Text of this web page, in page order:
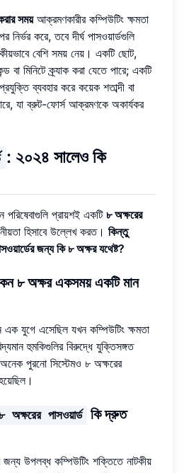
সময়আক্রমণকারীর কম্পিউটিং ক্ষমতা
নির্ভর করে, তবে দীর্ঘ পাসওয়ার্ডগুলি
বেশি সময় নেয়। একটি ছোট,
বা মিনিটে ক্র্যাক করা যেতে পারে; একটি
ব্যবহার করে কয়েক শতাব্দী বা
যা ব্রুট-ফোর্স আক্রমণকে অকার্যকর
: ২০২৪ সালেও কি
প্রায়শই একটি৮ অক্ষরের
হিসাবে উল্লেখ করত। কিন্তু
জন্য কি ৮ অক্ষর যথেষ্ট?
৮ অক্ষর একসময় একটি মান
এক যুগে এসেছিল যখন কম্পিউটিং ক্ষমতা
হুমকিগুলির বিরুদ্ধে যুক্তিসঙ্গত
পুরনো সিস্টেমও ৮ অক্ষরের
অক্ষরের পাসওয়ার্ড
কি দ্রুত
জন্য উপলব্ধ কম্পিউটিং শক্তিতে নাটকীয়